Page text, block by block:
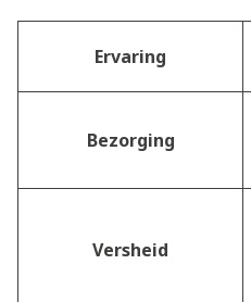
Ervaring
Bezorging
Versheid